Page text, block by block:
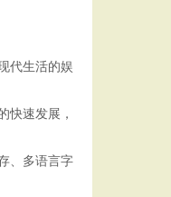
代生活的娱
快速发展，
、多语言字